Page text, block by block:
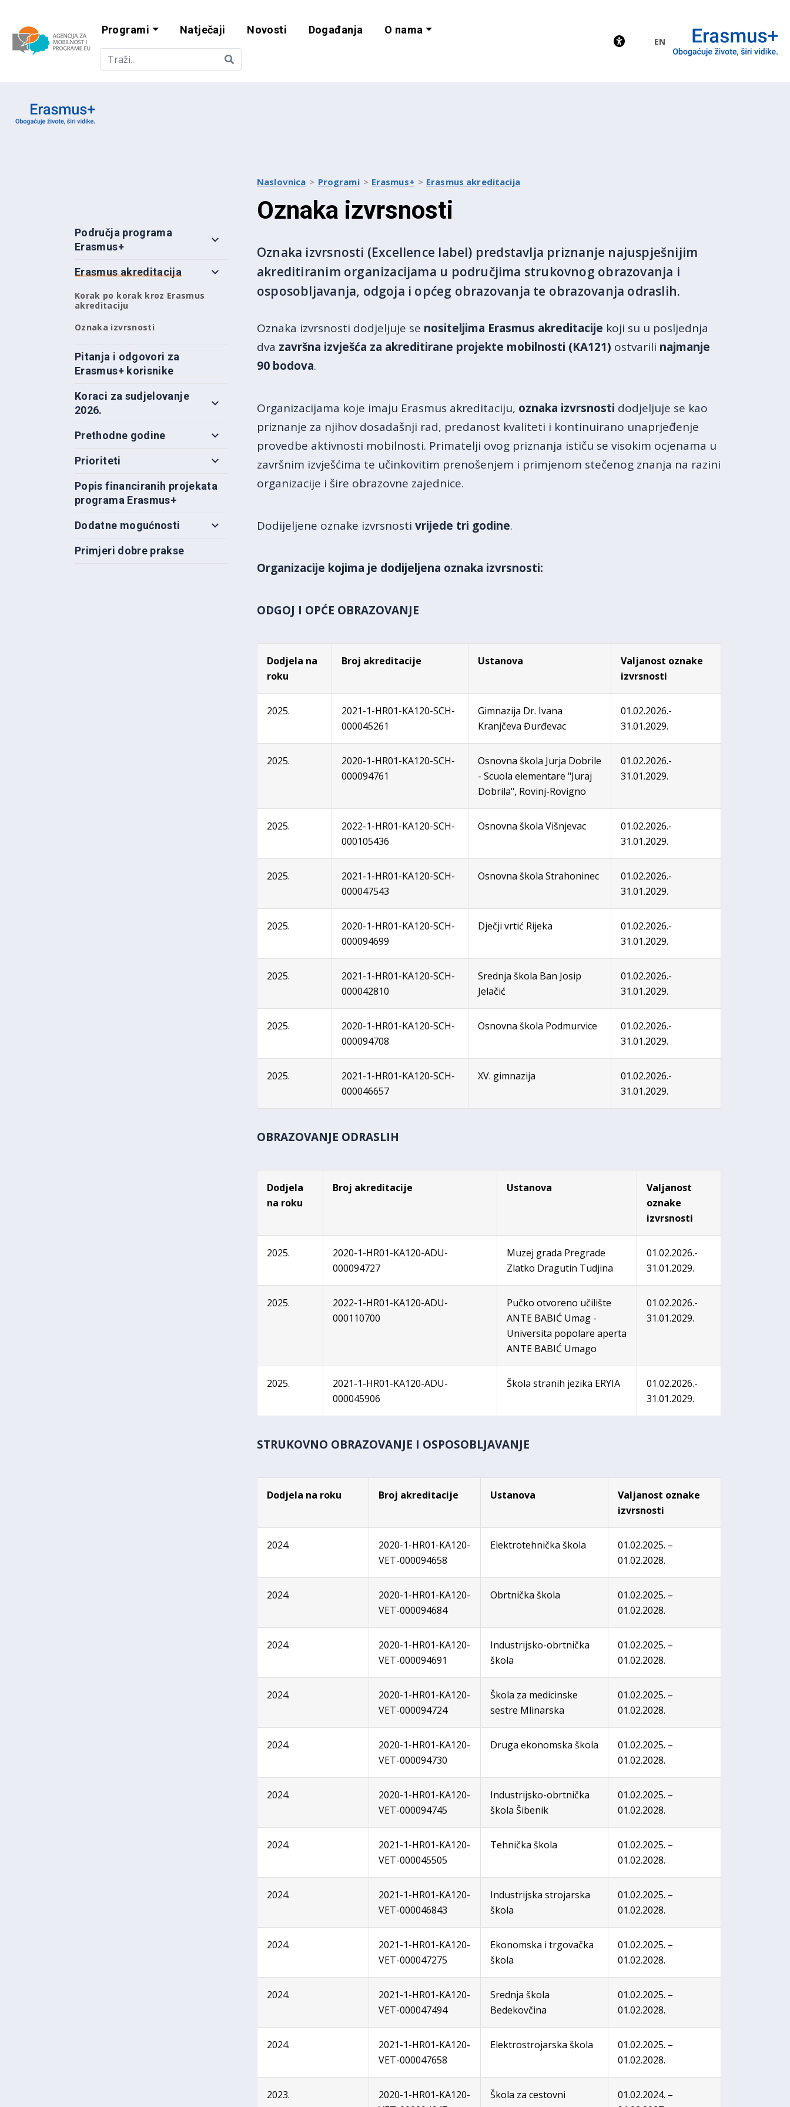
Agencija za mobilnost i programe EU
Programi Natječaji Novosti Događanja O nama
EN
Područja programa
Erasmus+
Erasmus akreditacija
Korak po korak kroz Erasmus
akreditaciju
Oznaka izvrsnosti
Pitanja i odgovori za
Erasmus+ korisnike
Koraci za sudjelovanje
2026.
Prethodne godine
Prioriteti
Popis financiranih projekata
programa Erasmus+
Dodatne mogućnosti
Primjeri dobre prakse
Naslovnica Programi Erasmus+ Erasmus akreditacija
Oznaka izvrsnosti
Oznaka izvrsnosti (Excellence label) predstavlja priznanje najuspješnijim
akreditiranim organizacijama u područjima strukovnog obrazovanja i
osposobljavanja, odgoja i općeg obrazovanja te obrazovanja odraslih.
Oznaka izvrsnosti dodjeljuje se nositeljima Erasmus akreditacije koji su u posljednja
dva završna izvješća za akreditirane projekte mobilnosti (KA121) ostvarili najmanje
90 bodova.
Organizacijama koje imaju Erasmus akreditaciju, oznaka izvrsnosti dodjeljuje se kao
priznanje za njihov dosadašnji rad, predanost kvaliteti i kontinuirano unaprjeđenje
provedbe aktivnosti mobilnosti. Primatelji ovog priznanja ističu se visokim ocjenama u
završnim izvješćima te učinkovitim prenošenjem i primjenom stečenog znanja na razini
organizacije i šire obrazovne zajednice.
Dodijeljene oznake izvrsnosti vrijede tri godine.
Organizacije kojima je dodijeljena oznaka izvrsnosti:
ODGOJ I OPĆE OBRAZOVANJE
Dodjela na
roku
Broj akreditacije Ustanova
Valjanost oznake
izvrsnosti
2025.
2021-1-HR01-KA120-SCH-
000045261
Gimnazija Dr. Ivana
Kranjčeva Đurđevac
01.02.2026.-
31.01.2029.
2025.
2020-1-HR01-KA120-SCH-
000094761
Osnovna škola Jurja Dobrile
- Scuola elementare "Juraj
Dobrila", Rovinj-Rovigno
01.02.2026.-
31.01.2029.
2025.
2022-1-HR01-KA120-SCH-
000105436
Osnovna škola Višnjevac
01.02.2026.-
31.01.2029.
2025.
2021-1-HR01-KA120-SCH-
000047543
Osnovna škola Strahoninec
01.02.2026.-
31.01.2029.
2025.
2020-1-HR01-KA120-SCH-
000094699
Dječji vrtić Rijeka
01.02.2026.-
31.01.2029.
2025.
2021-1-HR01-KA120-SCH-
000042810
Srednja škola Ban Josip
Jelačić
01.02.2026.-
31.01.2029.
2025.
2020-1-HR01-KA120-SCH-
000094708
Osnovna škola Podmurvice
01.02.2026.-
31.01.2029.
2025.
2021-1-HR01-KA120-SCH-
000046657
XV. gimnazija
01.02.2026.-
31.01.2029.
OBRAZOVANJE ODRASLIH
Dodjela
na roku
Broj akreditacije Ustanova
Valjanost
oznake
izvrsnosti
2025.
2020-1-HR01-KA120-ADU-
000094727
Muzej grada Pregrade
Zlatko Dragutin Tudjina
01.02.2026.-
31.01.2029.
2025.
2022-1-HR01-KA120-ADU-
000110700
Pučko otvoreno učilište
ANTE BABIĆ Umag -
Universita popolare aperta
ANTE BABIĆ Umago
01.02.2026.-
31.01.2029.
2025.
2021-1-HR01-KA120-ADU-
000045906
Škola stranih jezika ERYIA
01.02.2026.-
31.01.2029.
STRUKOVNO OBRAZOVANJE I OSPOSOBLJAVANJE
Dodjela na roku Broj akreditacije Ustanova
Valjanost oznake
izvrsnosti
2024.
2020-1-HR01-KA120-
VET-000094658
Elektrotehnička škola
01.02.2025. –
01.02.2028.
2024.
2020-1-HR01-KA120-
VET-000094684
Obrtnička škola
01.02.2025. –
01.02.2028.
2024.
2020-1-HR01-KA120-
VET-000094691
Industrijsko-obrtnička
škola
01.02.2025. –
01.02.2028.
2024.
2020-1-HR01-KA120-
VET-000094724
Škola za medicinske
sestre Mlinarska
01.02.2025. –
01.02.2028.
2024.
2020-1-HR01-KA120-
VET-000094730
Druga ekonomska škola
01.02.2025. –
01.02.2028.
2024.
2020-1-HR01-KA120-
VET-000094745
Industrijsko-obrtnička
škola Šibenik
01.02.2025. –
01.02.2028.
2024.
2021-1-HR01-KA120-
VET-000045505
Tehnička škola
01.02.2025. –
01.02.2028.
2024.
2021-1-HR01-KA120-
VET-000046843
Industrijska strojarska
škola
01.02.2025. –
01.02.2028.
2024.
2021-1-HR01-KA120-
VET-000047275
Ekonomska i trgovačka
škola
01.02.2025. –
01.02.2028.
2024.
2021-1-HR01-KA120-
VET-000047494
Srednja škola
Bedekovčina
01.02.2025. –
01.02.2028.
2024.
2021-1-HR01-KA120-
VET-000047658
Elektrostrojarska škola
01.02.2025. –
01.02.2028.
2023.
2020-1-HR01-KA120-
Škola za cestovni
01.02.2024. –